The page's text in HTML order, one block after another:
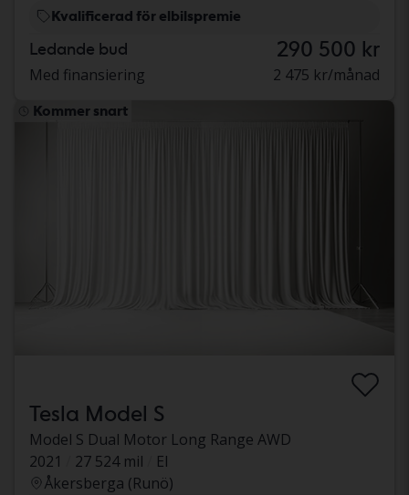
Kvalificerad för elbilspremie
Ledande bud 290 500 kr
Med finansiering 2 475 kr/månad
Kommer snart
Tesla Model S
Model S Dual Motor Long Range AWD
2021
27 524 mil
El
Åkersberga (Runö)